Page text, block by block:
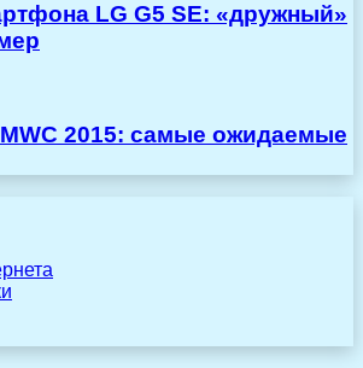
LG G5 SE: «дружный»
2015: самые ожидаемые